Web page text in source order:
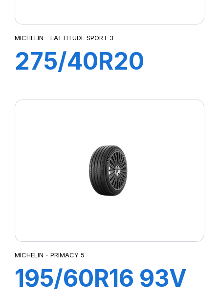
MICHELIN - LATTITUDE SPORT 3
275/40R20
SPORT 3
MICHELIN - PRIMACY 5
195/60R16 93V